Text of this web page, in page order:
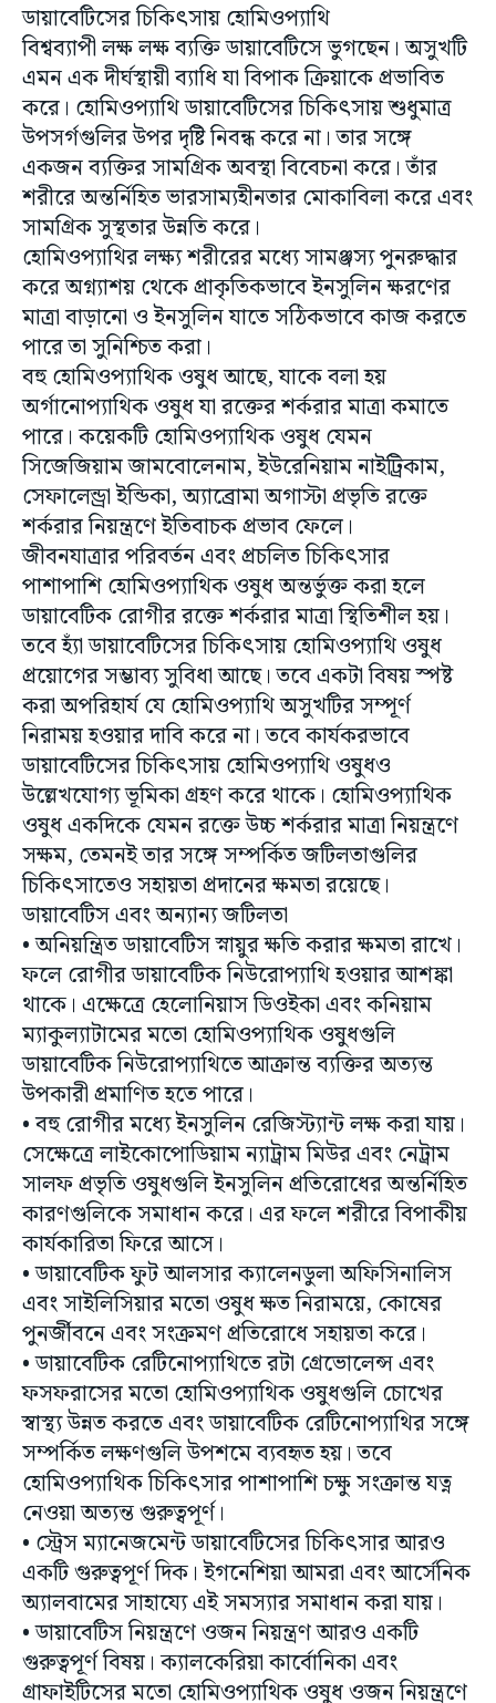
এমন এক দীর্ঘস্থায়ী ব্যাধি যা বিপাক ক্রিয়াকে প্রভাবিত
করে। হোমিওপ্যাথি ডায়াবেটিসের চিকিৎসায় শুধুমাত্র
উপসর্গগুলির উপর দৃষ্টি নিবন্ধ করে না। তার সঙ্গে
একজন ব্যক্তির সামগ্রিক অবস্থা বিবেচনা করে। তাঁর
শরীরে অন্তর্নিহিত ভারসাম্যহীনতার মোকাবিলা করে এবং
সামগ্রিক সুস্থতার উন্নতি করে।
হোমিওপ্যাথির লক্ষ্য শরীরের মধ্যে সামঞ্জস্য পুনরুদ্ধার
করে অগ্ন্যাশয় থেকে প্রাকৃতিকভাবে ইনসুলিন ক্ষরণের
মাত্রা বাড়ানো ও ইনসুলিন যাতে সঠিকভাবে কাজ করতে
পারে তা সুনিশ্চিত করা।
বহু হোমিওপ্যাথিক ওষুধ আছে, যাকে বলা হয়
অর্গানোপ্যাথিক ওষুধ যা রক্তের শর্করার মাত্রা কমাতে
পারে। কয়েকটি হোমিওপ্যাথিক ওষুধ যেমন
সিজেজিয়াম জামবোলেনাম, ইউরেনিয়াম নাইট্রিকাম,
সেফালেন্ড্রা ইন্ডিকা, অ্যাব্রোমা অগাস্টা প্রভৃতি রক্তে
শর্করার নিয়ন্ত্রণে ইতিবাচক প্রভাব ফেলে।
জীবনযাত্রার পরিবর্তন এবং প্রচলিত চিকিৎসার
পাশাপাশি হোমিওপ্যাথিক ওষুধ অন্তর্ভুক্ত করা হলে
ডায়াবেটিক রোগীর রক্তে শর্করার মাত্রা স্থিতিশীল হয়।
তবে হ্যাঁ ডায়াবেটিসের চিকিৎসায় হোমিওপ্যাথি ওষুধ
প্রয়োগের সম্ভাব্য সুবিধা আছে। তবে একটা বিষয় স্পষ্ট
করা অপরিহার্য যে হোমিওপ্যাথি অসুখটির সম্পূর্ণ
নিরাময় হওয়ার দাবি করে না। তবে কার্যকরভাবে
ডায়াবেটিসের চিকিৎসায় হোমিওপ্যাথি ওষুধও
উল্লেখযোগ্য ভূমিকা গ্রহণ করে থাকে। হোমিওপ্যাথিক
ওষুধ একদিকে যেমন রক্তে উচ্চ শর্করার মাত্রা নিয়ন্ত্রণে
সক্ষম, তেমনই তার সঙ্গে সম্পর্কিত জটিলতাগুলির
চিকিৎসাতেও সহায়তা প্রদানের ক্ষমতা রয়েছে।
ডায়াবেটিস এবং অন্যান্য জটিলতা
• অনিয়ন্ত্রিত ডায়াবেটিস স্নায়ুর ক্ষতি করার ক্ষমতা রাখে।
ফলে রোগীর ডায়াবেটিক নিউরোপ্যাথি হওয়ার আশঙ্কা
থাকে। এক্ষেত্রে হেলোনিয়াস ডিওইকা এবং কনিয়াম
ম্যাকুল্যাটামের মতো হোমিওপ্যাথিক ওষুধগুলি
ডায়াবেটিক নিউরোপ্যাথিতে আক্রান্ত ব্যক্তির অত্যন্ত
উপকারী প্রমাণিত হতে পারে।
• বহু রোগীর মধ্যে ইনসুলিন রেজিস্ট্যান্ট লক্ষ করা যায়।
সেক্ষেত্রে লাইকোপোডিয়াম ন্যাট্রাম মিউর এবং নেট্রাম
সালফ প্রভৃতি ওষুধগুলি ইনসুলিন প্রতিরোধের অন্তর্নিহিত
কারণগুলিকে সমাধান করে। এর ফলে শরীরে বিপাকীয়
কার্যকারিতা ফিরে আসে।
• ডায়াবেটিক ফুট আলসার ক্যালেনডুলা অফিসিনালিস
এবং সাইলিসিয়ার মতো ওষুধ ক্ষত নিরাময়ে, কোষের
পুনর্জীবনে এবং সংক্রমণ প্রতিরোধে সহায়তা করে।
• ডায়াবেটিক রেটিনোপ্যাথিতে রটা গ্রেভোলেন্স এবং
ফসফরাসের মতো হোমিওপ্যাথিক ওষুধগুলি চোখের
স্বাস্থ্য উন্নত করতে এবং ডায়াবেটিক রেটিনোপ্যাথির সঙ্গে
সম্পর্কিত লক্ষণগুলি উপশমে ব্যবহৃত হয়। তবে
হোমিওপ্যাথিক চিকিৎসার পাশাপাশি চক্ষু সংক্রান্ত যত্ন
নেওয়া অত্যন্ত গুরুত্বপূর্ণ।
• স্ট্রেস ম্যানেজমেন্ট ডায়াবেটিসের চিকিৎসার আরও
একটি গুরুত্বপূর্ণ দিক। ইগনেশিয়া আমরা এবং আর্সেনিক
অ্যালবামের সাহায্যে এই সমস্যার সমাধান করা যায়।
• ডায়াবেটিস নিয়ন্ত্রণে ওজন নিয়ন্ত্রণ আরও একটি
গুরুত্বপূর্ণ বিষয়। ক্যালকেরিয়া কার্বোনিকা এবং
গ্রাফাইটিসের মতো হোমিওপ্যাথিক ওষুধ ওজন নিয়ন্ত্রণে
সহায়তা করে এবং ওজনের বৃদ্ধি ঘটাতে পারে এমন